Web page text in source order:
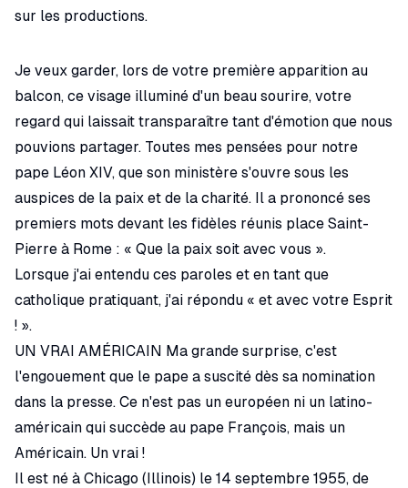
sur les productions.
Je veux garder, lors de votre première apparition au
balcon, ce visage illuminé d'un beau sourire, votre
regard qui laissait transparaître tant d'émotion que nous
pouvions partager. Toutes mes pensées pour notre
pape Léon XIV, que son ministère s'ouvre sous les
auspices de la paix et de la charité. Il a prononcé ses
premiers mots devant les fidèles réunis place Saint-
Pierre à Rome : « Que la paix soit avec vous ».
Lorsque j'ai entendu ces paroles et en tant que
catholique pratiquant, j'ai répondu « et avec votre Esprit
! ».
UN VRAI AMÉRICAIN Ma grande surprise, c'est
l'engouement que le pape a suscité dès sa nomination
dans la presse. Ce n'est pas un européen ni un latino-
américain qui succède au pape François, mais un
Américain. Un vrai !
Il est né à Chicago (Illinois) le 14 septembre 1955, de